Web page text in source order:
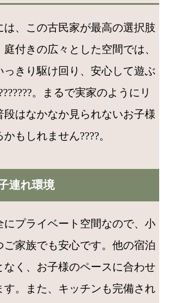
は、この古民家が最高の選択肢
付きの広々とした空間では、
っきり駆け回り、安心して遊ぶ
。まるで実家のようにリ
段はなかなか見られないお子様
もしれません????。
連れ環境
にプライベート空間なので、小
ご家族でも安心です。他の宿泊
なく、お子様のペースに合わせ
す。また、キッチンも完備され